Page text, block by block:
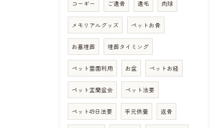
コーギー ご遺骨 遺毛 肉球
メモリアルグッズ ペットお骨
お墓埋葬 埋葬タイミング
ペット霊園利用 お盆 ペットお経
ペット盂蘭盆会 ペット法要
ペット49日法要 手元供養 返骨